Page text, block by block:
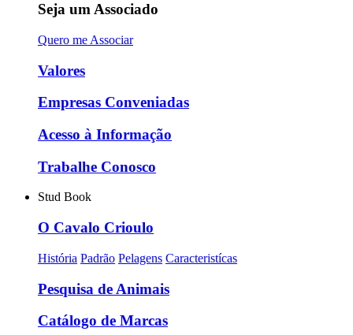
Seja um Associado
Quero me Associar
Valores
Empresas Conveniadas
Acesso à Informação
Trabalhe Conosco
Stud Book
O Cavalo Crioulo
História Padrão Pelagens Caracteristícas
Pesquisa de Animais
Catálogo de Marcas